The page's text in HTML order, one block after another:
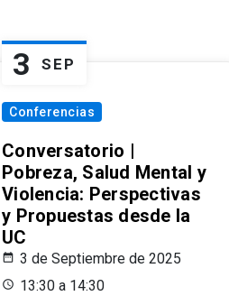
3 SEP
Conferencias
Conversatorio |
Pobreza, Salud Mental y
Violencia: Perspectivas
y Propuestas desde la
UC
3 de Septiembre de 2025
13:30 a 14:30